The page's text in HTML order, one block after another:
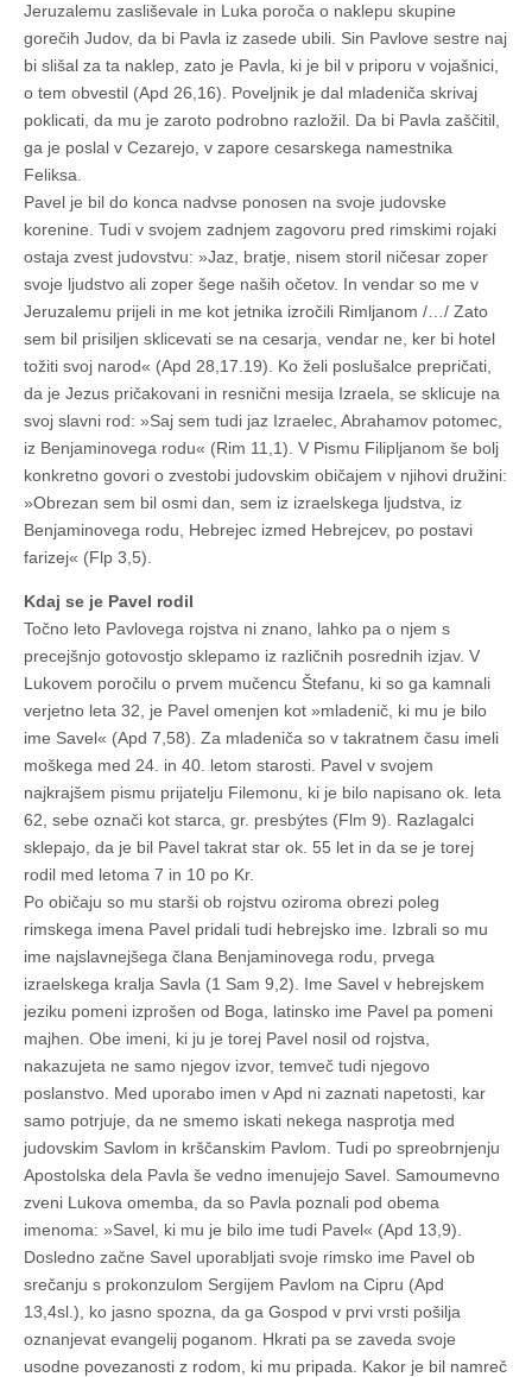
Jeruzalemu zasliševale in Luka poroča o naklepu skupine
gorečih Judov, da bi Pavla iz zasede ubili. Sin Pavlove sestre naj
bi slišal za ta naklep, zato je Pavla, ki je bil v priporu v vojašnici,
o tem obvestil (Apd 26,16). Poveljnik je dal mladeniča skrivaj
poklicati, da mu je zaroto podrobno razložil. Da bi Pavla zaščitil,
ga je poslal v Cezarejo, v zapore cesarskega namestnika
Feliksa.
Pavel je bil do konca nadvse ponosen na svoje judovske
korenine. Tudi v svojem zadnjem zagovoru pred rimskimi rojaki
ostaja zvest judovstvu: »Jaz, bratje, nisem storil ničesar zoper
svoje ljudstvo ali zoper šege naših očetov. In vendar so me v
Jeruzalemu prijeli in me kot jetnika izročili Rimljanom /…/ Zato
sem bil prisiljen sklicevati se na cesarja, vendar ne, ker bi hotel
tožiti svoj narod« (Apd 28,17.19). Ko želi poslušalce prepričati,
da je Jezus pričakovani in resnični mesija Izraela, se sklicuje na
svoj slavni rod: »Saj sem tudi jaz Izraelec, Abrahamov potomec,
iz Benjaminovega rodu« (Rim 11,1). V Pismu Filipljanom še bolj
konkretno govori o zvestobi judovskim običajem v njihovi družini:
»Obrezan sem bil osmi dan, sem iz izraelskega ljudstva, iz
Benjaminovega rodu, Hebrejec izmed Hebrejcev, po postavi
farizej« (Flp 3,5).
Kdaj se je Pavel rodil
Točno leto Pavlovega rojstva ni znano, lahko pa o njem s
precejšnjo gotovostjo sklepamo iz različnih posrednih izjav. V
Lukovem poročilu o prvem mučencu Štefanu, ki so ga kamnali
verjetno leta 32, je Pavel omenjen kot »mladenič, ki mu je bilo
ime Savel« (Apd 7,58). Za mladeniča so v takratnem času imeli
moškega med 24. in 40. letom starosti. Pavel v svojem
najkrajšem pismu prijatelju Filemonu, ki je bilo napisano ok. leta
62, sebe označi kot starca, gr. presbýtes (Flm 9). Razlagalci
sklepajo, da je bil Pavel takrat star ok. 55 let in da se je torej
rodil med letoma 7 in 10 po Kr.
Po običaju so mu starši ob rojstvu oziroma obrezi poleg
rimskega imena Pavel pridali tudi hebrejsko ime. Izbrali so mu
ime najslavnejšega člana Benjaminovega rodu, prvega
izraelskega kralja Savla (1 Sam 9,2). Ime Savel v hebrejskem
jeziku pomeni izprošen od Boga, latinsko ime Pavel pa pomeni
majhen. Obe imeni, ki ju je torej Pavel nosil od rojstva,
nakazujeta ne samo njegov izvor, temveč tudi njegovo
poslanstvo. Med uporabo imen v Apd ni zaznati napetosti, kar
samo potrjuje, da ne smemo iskati nekega nasprotja med
judovskim Savlom in krščanskim Pavlom. Tudi po spreobrnjenju
Apostolska dela Pavla še vedno imenujejo Savel. Samoumevno
zveni Lukova omemba, da so Pavla poznali pod obema
imenoma: »Savel, ki mu je bilo ime tudi Pavel« (Apd 13,9).
Dosledno začne Savel uporabljati svoje rimsko ime Pavel ob
srečanju s prokonzulom Sergijem Pavlom na Cipru (Apd
13,4sl.), ko jasno spozna, da ga Gospod v prvi vrsti pošilja
oznanjevat evangelij poganom. Hkrati pa se zaveda svoje
usodne povezanosti z rodom, ki mu pripada. Kakor je bil namreč